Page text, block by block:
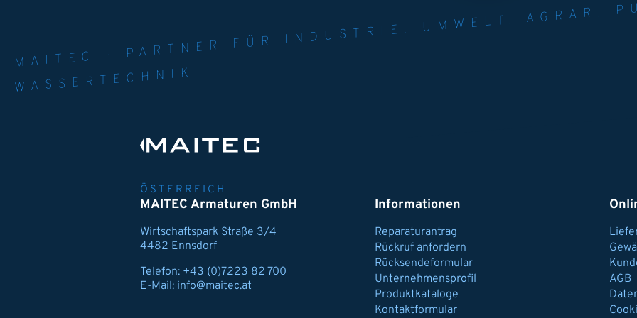
MAITEC - PARTNER FÜR
WELT. AGRAR.
MPEN
WASSERTECHNIK
ÖSTERREICH
MAITEC Armaturen GmbH
Wirtschaftspark Straße 3/4
4482 Ennsdorf
Telefon: +43 (0)7223 82 700
E-Mail: info@maitec.at
Informationen
Reparaturantrag
Rückruf anfordern
Rücksendeformular
Unternehmensprofil
Produktkataloge
Kontaktformular
AGB